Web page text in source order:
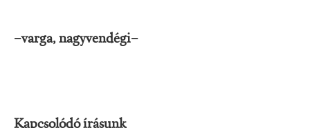
–varga, nagyvendégi–
Kapcsolódó írásunk